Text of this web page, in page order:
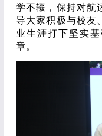
学不辍，保持对航
导大家积极与校友
业生涯打下坚实
章。